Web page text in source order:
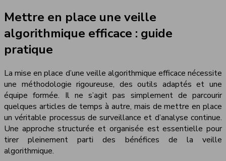
Mettre en place une veille
algorithmique efficace : guide
pratique
La mise en place d’une veille algorithmique efficace nécessite
une méthodologie rigoureuse, des outils adaptés et une
équipe formée. Il ne s’agit pas simplement de parcourir
quelques articles de temps à autre, mais de mettre en place
un véritable processus de surveillance et d’analyse continue.
Une approche structurée et organisée est essentielle pour
tirer pleinement parti des bénéfices de la veille
algorithmique.